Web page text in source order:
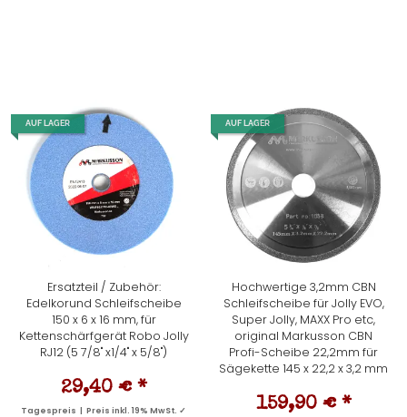
AUF LAGER
Ersatzteil / Zubehör:
Edelkorund Schleifscheibe
150 x 6 x 16 mm, für
Kettenschärfgerät Robo Jolly
RJ12 (5 7/8" x1/4" x 5/8")
29,40 € *
Tagespreis | Preis inkl. 19% MwSt. ✓
AUF LAGER
Hochwertige 3,2mm CBN
Schleifscheibe für Jolly EVO,
Super Jolly, MAXX Pro etc,
original Markusson CBN
Profi-Scheibe 22,2mm für
Sägekette 145 x 22,2 x 3,2 mm
159,90 € *